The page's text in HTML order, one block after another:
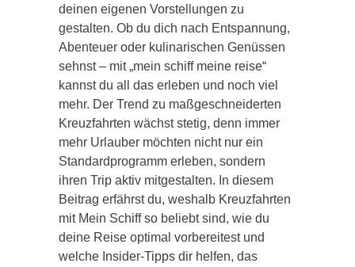
deinen eigenen Vorstellungen zu
gestalten. Ob du dich nach Entspannung,
Abenteuer oder kulinarischen Genüssen
sehnst – mit „mein schiff meine reise“
kannst du all das erleben und noch viel
mehr. Der Trend zu maßgeschneiderten
Kreuzfahrten wächst stetig, denn immer
mehr Urlauber möchten nicht nur ein
Standardprogramm erleben, sondern
ihren Trip aktiv mitgestalten. In diesem
Beitrag erfährst du, weshalb Kreuzfahrten
mit Mein Schiff so beliebt sind, wie du
deine Reise optimal vorbereitest und
welche Insider-Tipps dir helfen, das